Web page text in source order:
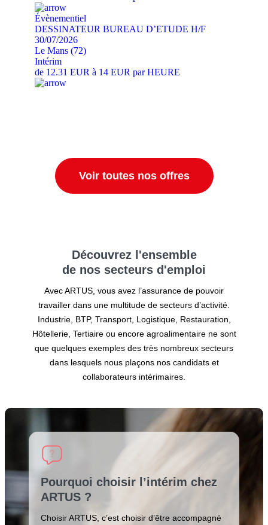
Évènementiel
DESSINATEUR BUREAU D’ETUDE H/F
30/07/2026
Le Mans (72)
Intérim
de 12.31 EUR à 14 EUR par HEURE
Voir toutes nos offres
Découvrez l'ensemble
de nos secteurs d'emploi
Avec ARTUS, vous avez l’assurance de pouvoir
travailler dans une multitude de secteurs d’activité.
Industrie, BTP, Transport, Logistique, Restauration,
Hôtellerie, Tertiaire ou encore agroalimentaire ne sont
que quelques exemples des très nombreux secteurs
dans lesquels nous plaçons nos candidats et
collaborateurs intérimaires.
Pourquoi choisir l’intérim chez
ARTUS ?
Choisir ARTUS, c’est choisir d’être accompagné